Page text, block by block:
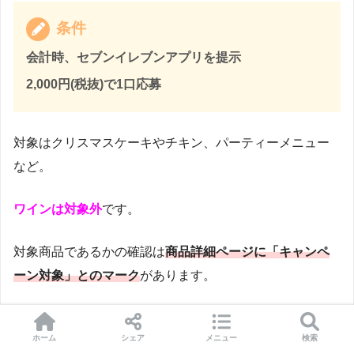
条件
会計時、セブンイレブンアプリを提示
2,000円(税抜)で1口応募
対象はクリスマスケーキやチキン、パーティーメニュー
など。
ワインは対象外です。
対象商品であるかの確認は商品詳細ページに「キャンペ
ーン対象」とのマークがあります。
精算時もしくは、会計時にセブンイレブンアプリを店員
に見せるようにして下さい。
ホーム シェア メニュー 検索